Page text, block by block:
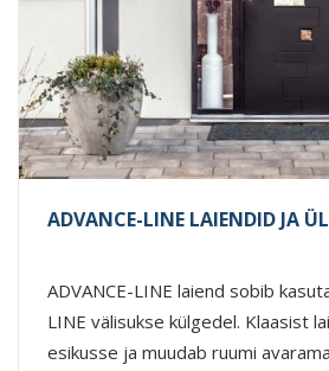
ADVANCE-LINE LAIENDID JA
ADVANCE-LINE laiend sobib
LINE välisukse külgedel. Klaasist
esikusse ja muudab ruumi